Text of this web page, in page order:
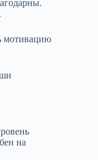
мотивацию
на